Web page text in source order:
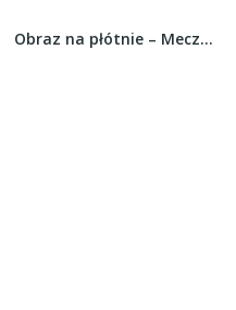
Obraz na płótnie – Meczet w odbiciu wody –...